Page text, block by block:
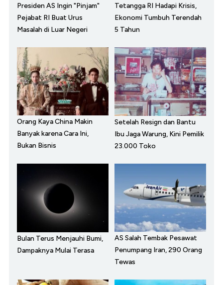
Presiden AS Ingin "Pinjam"
Pejabat RI Buat Urus
Masalah di Luar Negeri
Tetangga RI Hadapi Krisis,
Ekonomi Tumbuh Terendah
5 Tahun
Orang Kaya China Makin
Banyak karena Cara Ini,
Bukan Bisnis
Setelah Resign dan Bantu
Ibu Jaga Warung, Kini Pemilik
23.000 Toko
Bulan Terus Menjauhi Bumi,
Dampaknya Mulai Terasa
AS Salah Tembak Pesawat
Penumpang Iran, 290 Orang
Tewas